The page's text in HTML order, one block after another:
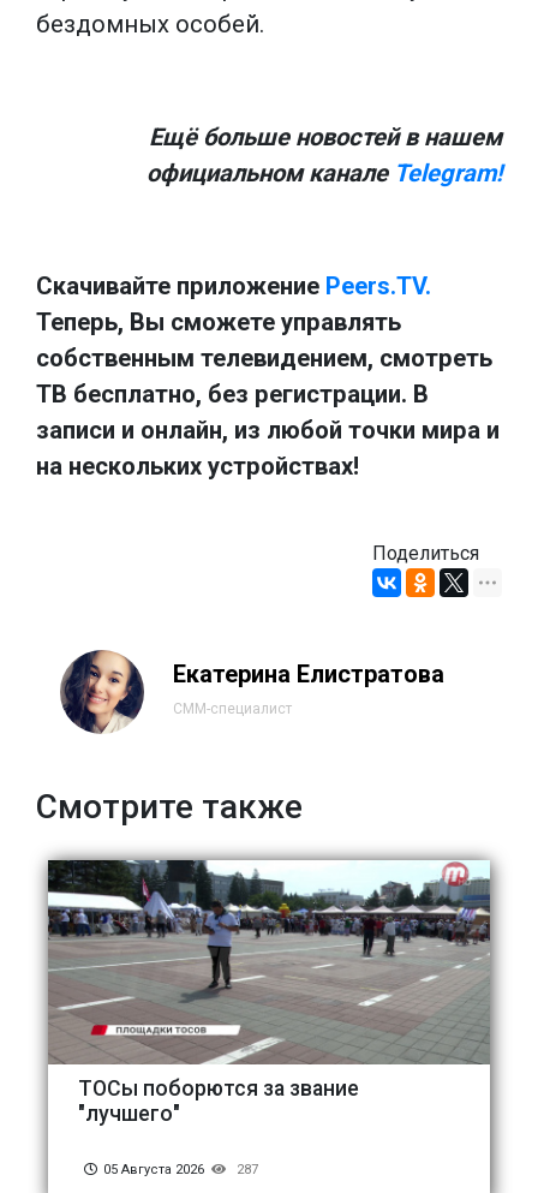
бездомных особей.
Ещё больше новостей в нашем
официальном канале Telegram!
Скачивайте приложение Peers.TV.
Теперь, Вы сможете управлять
собственным телевидением, смотреть
ТВ бесплатно, без регистрации. В
записи и онлайн, из любой точки мира и
на нескольких устройствах!
Поделиться
Екатерина Елистратова
СММ-специалист
Смотрите также
ТОСы поборются за звание
"лучшего"
05 Августа 2026 287